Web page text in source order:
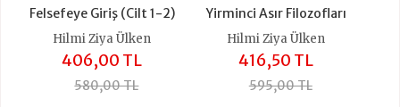
Felsefeye Giriş (Cilt 1-2)
Hilmi Ziya Ülken
406,00 TL
580,00 TL
Yirminci Asır Filozofları
Hilmi Ziya Ülken
416,50 TL
595,00 TL